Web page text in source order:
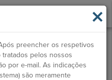
×
preencher os respetivos
pelos nossos
por e-mail. As indicações
são meramente